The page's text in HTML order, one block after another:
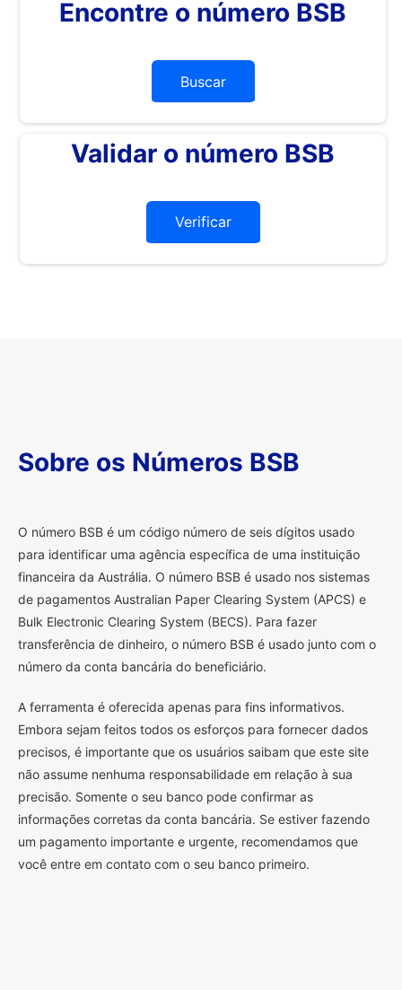
Encontre o número BSB
Buscar
Validar o número BSB
Verificar
Sobre os Números BSB
O número BSB é um código número de seis dígitos usado
para identificar uma agência específica de uma instituição
financeira da Austrália. O número BSB é usado nos sistemas
de pagamentos Australian Paper Clearing System (APCS) e
Bulk Electronic Clearing System (BECS). Para fazer
transferência de dinheiro, o número BSB é usado junto com o
número da conta bancária do beneficiário.
A ferramenta é oferecida apenas para fins informativos.
Embora sejam feitos todos os esforços para fornecer dados
precisos, é importante que os usuários saibam que este site
não assume nenhuma responsabilidade em relação à sua
precisão. Somente o seu banco pode confirmar as
informações corretas da conta bancária. Se estiver fazendo
um pagamento importante e urgente, recomendamos que
você entre em contato com o seu banco primeiro.